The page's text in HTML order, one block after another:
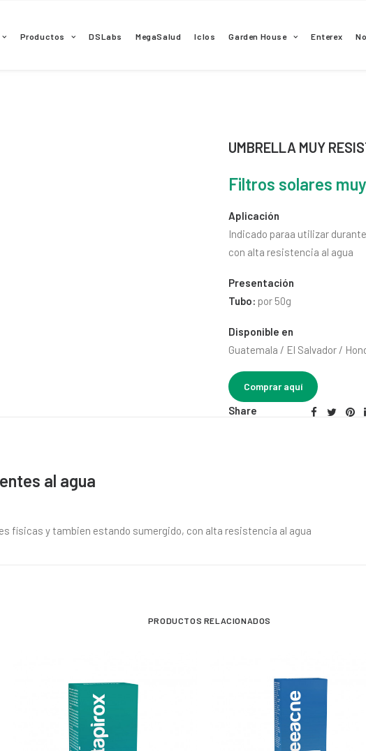
Productos DSLabs MegaSalud Iclos Garden House Enterex
UMBRELLA MUY
Filtros solares
Aplicación
Indicado paraa utilizar
con alta resistencia al agua
Presentación
Tubo: por 50g
Disponible en
Guatemala / El Salvador /
Comprar aquí
Share
al agua
físicas y tambien estando sumergido, con alta resistencia al agua
PRODUCTOS RELACIONADOS